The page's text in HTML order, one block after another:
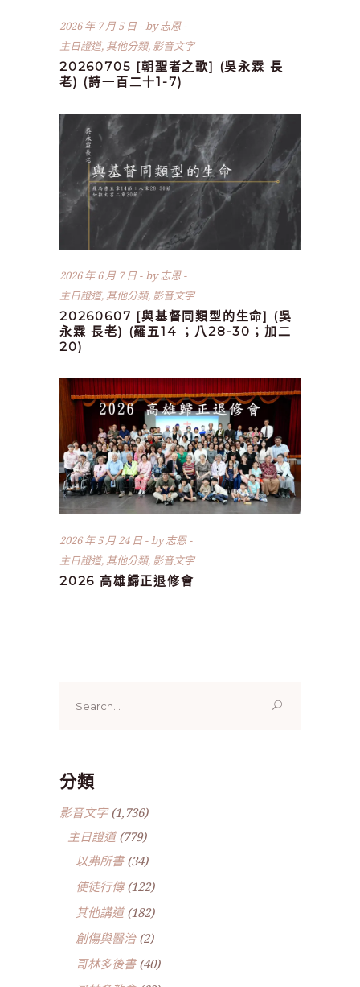
2026 年 7 月 5 日 by志恩
主日證道, 其他分類, 影音文字
20260705 [朝聖者之歌] (吳永霖 長
老) (詩一百二十1-7)
2026 年 6 月 7 日 by志恩
主日證道, 其他分類, 影音文字
20260607 [與基督同類型的生命] (吳
永霖 長老) (羅五14 ；八28-30；加二
20)
2026 年 5 月 24 日 by志恩
主日證道, 其他分類, 影音文字
2026 高雄歸正退修會
for:
分類
影音文字(1,736)
主日證道(779)
以弗所書(34)
使徒行傳(122)
其他講道(182)
創傷與醫治(2)
哥林多後書(40)